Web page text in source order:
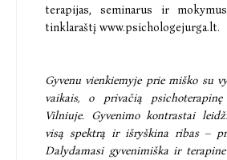
terapijas, seminarus ir
tinklaraštį www.psichologejurga.lt.
Gyvenu vienkiemyje prie miško su
vaikais, o privačią
Vilniuje. Gyvenimo kontrastai
visą spektrą ir išryškina ribas –
Dalydamasi gyvenimiška ir